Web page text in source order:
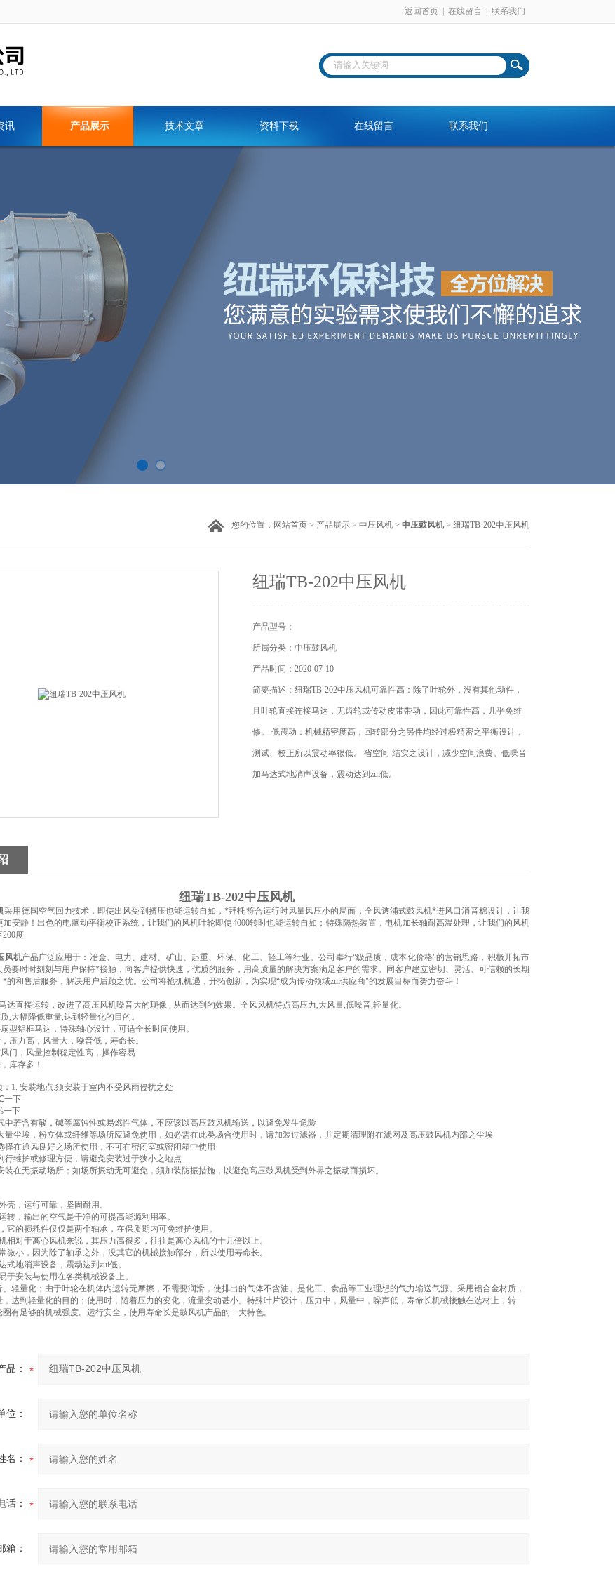
返回首页 在线留言 联系我们
讯 产品展示 技术文章 资料下载 在线留言 联系我们
您的位置： 网站首页 > 产品展示 > 中压风机 > 中压鼓风机 > 纽瑞TB-202中压风机
纽瑞TB-202中压风机
产品型号：
所属分类：中压鼓风机
产品时间：2020-07-10
简要描述：纽瑞TB-202中压风机可靠性高：除了叶轮外，没有其他动件，
且叶轮直接连接马达，无齿轮或传动皮带带动，因此可靠性高，几乎免维
修。 低震动：机械精密度高，回转部分之另件均经过极精密之平衡设计，
测试、校正所以震动率很低。 省空间-结实之设计，减少空间浪费。低噪音
加马达式地消声设备，震动达到zui低。
纽瑞TB-202中压风机
采用德国空气回力技术，即使出风受到挤压也能运转自如，*拜托符合运行时风量风压小的局面；全风透浦式鼓风机*进风口消音棉设计，让我
加安静！出色的电脑动平衡校正系统，让我们的风机叶轮即使4000转时也能运转自如；特殊隔热装置，电机加长轴耐高温处理，让我们的风机
度.
风机产品广泛应用于：冶金、电力、建材、矿山、起重、环保、化工、轻工等行业。公司奉行“级品质，成本化价格"的营销思路，积极开拓市
员要时时刻刻与用户保持*接触，向客户提供快速，优质的服务，用高质量的解决方案满足客户的需求。同客户建立密切、灵活、可信赖的长期
的和售后服务，解决用户后顾之忧。公司将抢抓机遇，开拓创新，为实现“成为传动领域zui供应商"的发展目标而努力奋斗！
达直接运转，改进了高压风机噪音大的现像 , 从而达到的效果。全风风机特点高压力,大风量,低噪音,轻量化。
,大幅降低重量,达到轻量化的目的。
型铝框马达，特殊轴心设计，可适全长时间使用。
压力高，风量大，噪音低，寿命长。
门，风量控制稳定性高，操作容易.
库存多！
1. 安装地点:须安装于室内不受风雨侵扰之处
一下
一下
中若含有酸，碱等腐蚀性或易燃性气体，不应该以高压鼓风机输送，以避免发生危险
量尘埃，粉立体或纤维等场所应避免使用，如必需在此类场合使用时，请加装过滤器，并定期清理附在滤网及高压鼓风机内部之尘埃
择在通风良好之场所使用，不可在密闭室或密闭箱中使用
行维护或修理方便，请避免安装过于狭小之地点
装在无振动场所；如场所振动无可避免，须加装防振措施，以避免高压鼓风机受到外界之振动而损坏。
壳，运行可靠，坚固耐用。
转，输出的空气是干净的可提高能源利用率。
它的损耗件仅仅是两个轴承，在保质期内可免维护使用。
相对于离心风机来说，其压力高很多，往往是离心风机的十几倍以上。
微小，因为除了轴承之外，没其它的机械接触部分，所以使用寿命长。
式地消声设备，震动达到zui低。
于安装与使用在各类机械设备上。
、轻量化；由于叶轮在机体内运转无摩擦，不需要润滑，使排出的气体不含油。是化工、食品等工业理想的气力输送气源。采用铝合金材质，
，达到轻量化的目的；使用时，随着压力的变化，流量变动甚小。特殊叶片设计，压力中，风量中，噪声低，寿命长机械接触在选材上，转
有足够的机械强度。运行安全，使用寿命长是鼓风机产品的一大特色。
品：
位：
名：
话：
箱：